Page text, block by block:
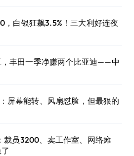
，白银狂飙3.5%！三大利好连夜
丰田一季净赚两个比亚迪——中
屏幕能转、风扇怼脸，但最狠的
裁员3200、卖工作室、网络瘫